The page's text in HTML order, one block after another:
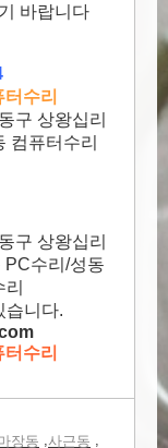
바랍니다
수리
구 상왕십리
컴퓨터수리
구 상왕십리
PC수리/성동
습니다.
om
수리
장동 ,사근동 ,